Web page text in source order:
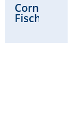
Cornelia
Fischer